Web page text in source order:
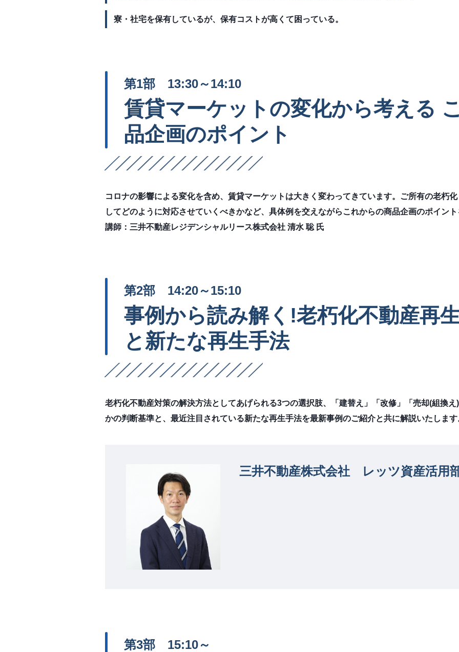
寮・社宅を保有しているが、保有コストが高くて困っている。
第1部 13:30～14:10
賃貸マーケットの変化から考える
品企画のポイント
コロナの影響による変化を含め、賃貸マーケットは大きく変わってきています。ご所有の老朽
してどのように対応させていくべきかなど、具体例を交えながらこれからの商品企画のポイン
講師：三井不動産レジデンシャルリース株式会社 清水 聡 氏
第2部 14:20～15:10
事例から読み解く!老朽化不動産再
と新たな再生手法
老朽化不動産対策の解決方法としてあげられる3つの選択肢、「建替え」「改修」「売却(組換
かの判断基準と、最近注目されている新たな再生手法を最新事例のご紹介と共に解説いたしま
三井不動産株式会社 レッツ資産活用
第3部 15:10～